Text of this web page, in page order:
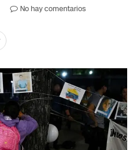
No hay comentarios